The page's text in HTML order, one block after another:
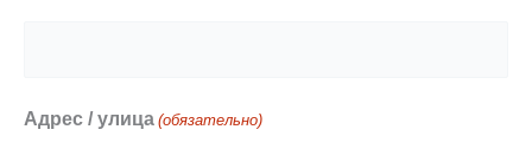
Адрес / улица (обязательно)